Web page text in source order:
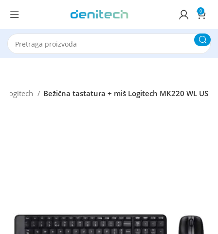
0
Logitech Bežična tastatura + miš Logitech MK220 WL US